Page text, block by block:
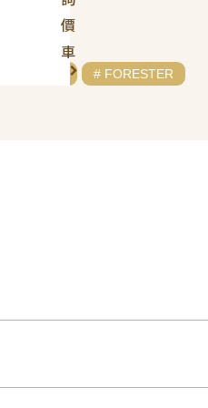
價
車
# FORESTER